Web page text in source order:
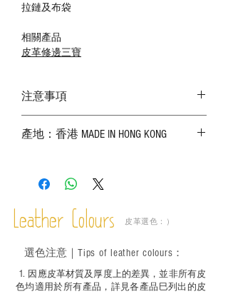
拉鏈及布袋
相關產品
皮革修邊三寶
注意事項
實物為準；
－ 植鞣皮革容易受環境、使用程度等產生
成後定期在皮面塗上皮革專用清潔劑及貂
鼠油等；
適合六歲以下兒童使用；六至十二歲兒童
必須由成年人陪同下使用並應小心處理。
產地：香港 MADE IN HONG KONG
Leather Colours 皮革選色：）
1. ​ 因應皮革材質及厚度上的差異，並非所有皮
色均適用於所有產品，詳見各產品巳列出的皮
選色注意｜ Tips of leather colours ：